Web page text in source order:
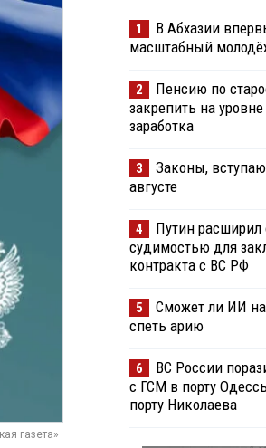
газета»
1
В Абхазии
масштабный
2
Пенсию по
закрепить на
заработка
3
Законы,
августе
4
Путин расширил
судимостью для
контракта с ВС РФ
5
Сможет ли ИИ
спеть арию
6
ВС России
с ГСМ в порту
порту Николаева